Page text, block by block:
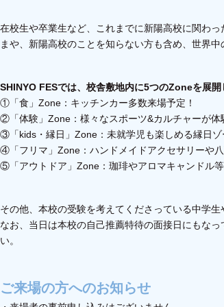
在校生や卒業生など、これまでに新陽高校に関わ
まや、新陽高校のことを知らない方も含め、世界
SHINYO FESでは、校舎敷地内に5つのZoneを展開
①「食」Zone：キッチンカー多数来場予定！
②「体験」Zone：様々なスポーツ&カルチャーが体
③「kids・縁日」Zone：未就学児も楽しめる縁日ゾ
④「フリマ」Zone：ハンドメイドアクセサリーや
⑤「アウトドア」Zone：珈琲やアロマキャンドル等
その他、本校の受験を考えてくださっている中学
なお、当日は本校の自己推薦特待の面接日にもな
い。
ご来場の方へのお知らせ